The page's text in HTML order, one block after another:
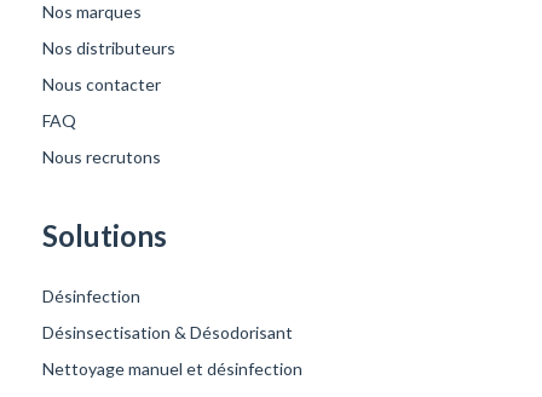
Nos marques
Nos distributeurs
Nous contacter
FAQ
Nous recrutons
Solutions
Désinfection
Désinsectisation & Désodorisant
Nettoyage manuel et désinfection